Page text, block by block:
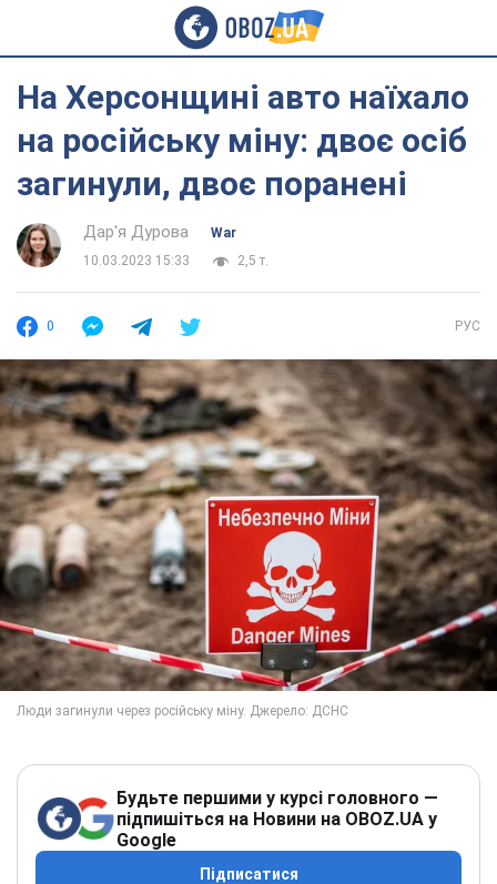
На Херсонщині авто наїхало
на російську міну: двоє осіб
загинули, двоє поранені
Дар'я Дурова
War
10.03.2023 15:33
2,5 т.
0 РУС
Будьте першими у курсі головного —
підпишіться на Новини на OBOZ.UA у
Google
Підписатися